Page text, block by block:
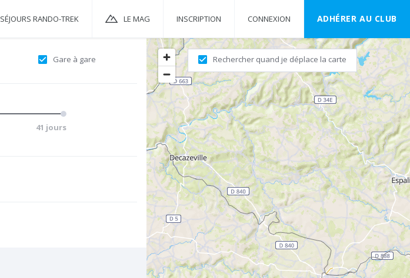
SÉJOURS RANDO-TREK LE MAG INSCRIPTION CONNEXION ADHÉRER AU CLUB
Gare à gare
41 jours
Rechercher quand je déplace la carte